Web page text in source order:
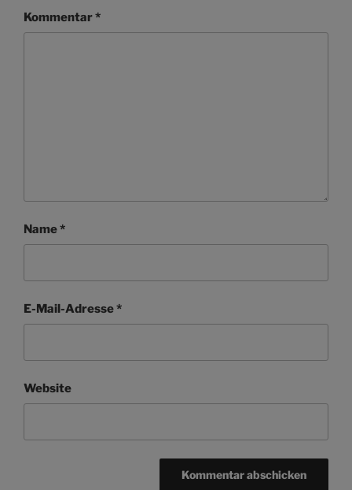
Kommentar*
Name*
E-Mail-Adresse*
Website